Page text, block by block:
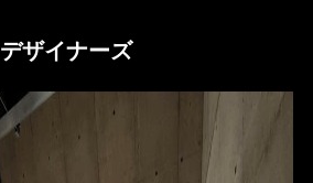
デザイナーズ